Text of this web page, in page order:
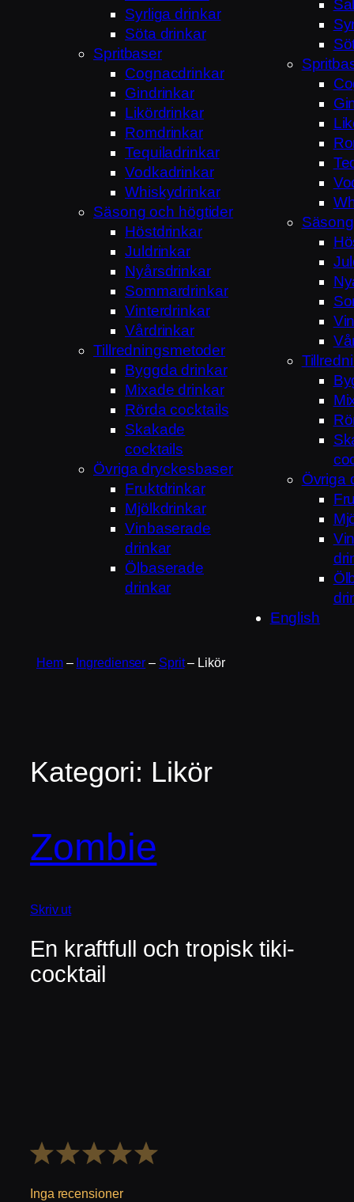
Syrliga drinkar
Söta drinkar
Spritbaser
Cognacdrinkar
Gindrinkar
Likördrinkar
Romdrinkar
Tequiladrinkar
Vodkadrinkar
Whiskydrinkar
Säsong och högtider
Höstdrinkar
Juldrinkar
Nyårsdrinkar
Sommardrinkar
Vinterdrinkar
Vårdrinkar
Tillredningsmetoder
Byggda drinkar
Mixade drinkar
Rörda cocktails
Skakade
cocktails
Övriga dryckesbaser
Fruktdrinkar
Mjölkdrinkar
Vinbaserade
drinkar
Ölbaserade
drinkar
Övriga
English
Hem– Ingredienser – Sprit– Likör
Kategori: Likör
Zombie
Skriv ut
En kraftfull och tropisk tiki-
cocktail
5
4
Stjärnor
3
Stjärnor
2
Stjärnor
1
Stjärna
Inga recensioner